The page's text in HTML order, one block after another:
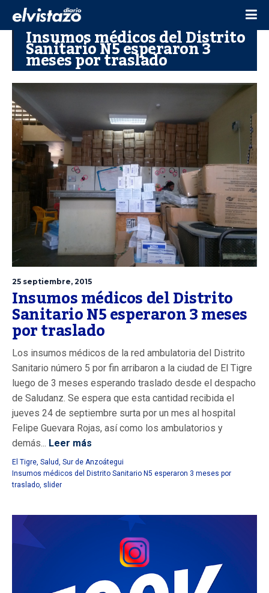
Insumos médicos del Distrito
Sanitario N5 esperaron 3
meses por traslado
25 septiembre, 2015
Insumos médicos del Distrito
Sanitario N5 esperaron 3 meses
por traslado
Los insumos médicos de la red ambulatoria del Distrito
Sanitario número 5 por fin arribaron a la ciudad de El Tigre
luego de 3 meses esperando traslado desde el despacho
de Saludanz. Se espera que esta cantidad recibida el
jueves 24 de septiembre surta por un mes al hospital
Felipe Guevara Rojas, así como los ambulatorios y
demás... Leer más
El Tigre, Salud, Sur de Anzoátegui
Insumos médicos del Distrito Sanitario N5 esperaron 3 meses por
traslado, slider